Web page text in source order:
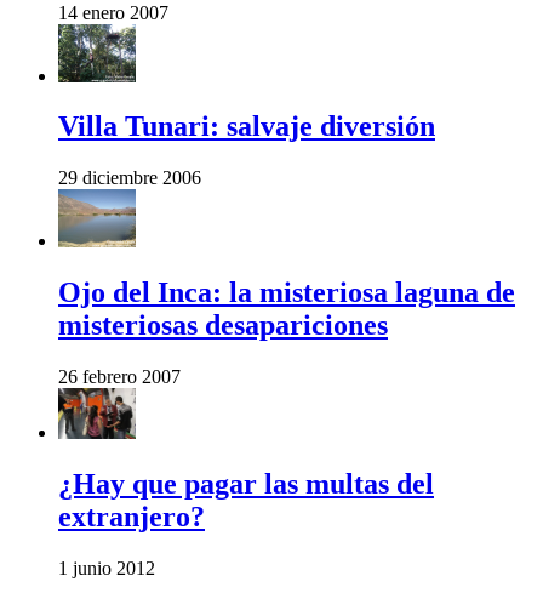
14 enero 2007
Villa Tunari: salvaje diversión
29 diciembre 2006
Ojo del Inca: la misteriosa laguna de
misteriosas desapariciones
26 febrero 2007
¿Hay que pagar las multas del
extranjero?
1 junio 2012